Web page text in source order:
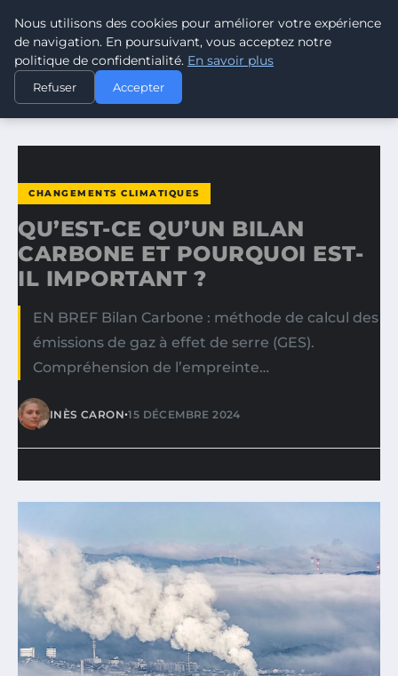
CLIMATE GUARDIAN
ACCUEIL
CHANGEMENTS CLIMATIQUES
QU’EST-CE QU’UN BILAN CARBONE ET POURQUOI EST-IL…
CHANGEMENTS CLIMATIQUES
QU’EST-CE QU’UN BILAN
CARBONE ET POURQUOI EST-
IL IMPORTANT ?
EN BREF Bilan Carbone : méthode de calcul des
émissions de gaz à effet de serre (GES).
Compréhension de l’empreinte…
INÈS CARON•15 DÉCEMBRE 2024
Nous utilisons des cookies pour améliorer votre expérience
de navigation. En poursuivant, vous acceptez notre
politique de confidentialité. En savoir plus
Refuser Accepter